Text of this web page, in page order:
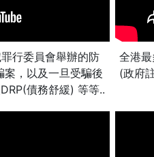
行委員會舉辦的防
，以及一旦受騙後
債務舒緩) 等等..
全港
(政府